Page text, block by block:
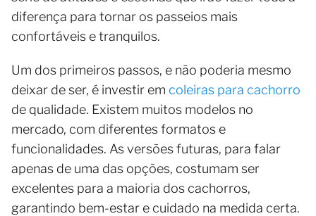
diferença para tornar os passeios mais
confortáveis ​​e tranquilos.
Um dos primeiros passos, e não poderia mesmo
deixar de ser, é investir em coleiras para cachorro
de qualidade. Existem muitos modelos no
mercado, com diferentes formatos e
funcionalidades. As versões futuras, para falar
apenas de uma das opções, costumam ser
excelentes para a maioria dos cachorros,
garantindo bem-estar e cuidado na medida certa.